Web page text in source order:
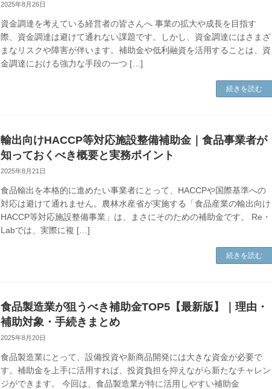
2025年8月26日
資金調達を考えている経営者の皆さんへ 事業の拡大や成長を目指す
際、資金調達は避けて通れない課題です。しかし、資金調達にはさまざ
まなリスクや障害が伴います。補助金や低利融資を活用することは、資
金調達における強力な手段の一つ […]
続きを読む
輸出向けHACCP等対応施設整備補助金｜食品事業者が
知っておくべき概要と実務ポイント
2025年8月21日
食品輸出を本格的に進めたい事業者にとって、HACCPや国際基準への
対応は避けて通れません。農林水産省が実施する「食品産業の輸出向け
HACCP等対応施設整備事業」は、まさにそのための補助金です。 Re・
Labでは、実際に複 […]
続きを読む
食品製造業が狙うべき補助金TOP5【最新版】｜理由・
補助対象・手続きまとめ
2025年8月20日
食品製造業にとって、設備投資や新商品開発には大きな資金が必要で
す。補助金を上手に活用すれば、投資負担を抑えながら新たなチャレン
ジができます。 今回は、食品製造業が特に活用しやすい補助金